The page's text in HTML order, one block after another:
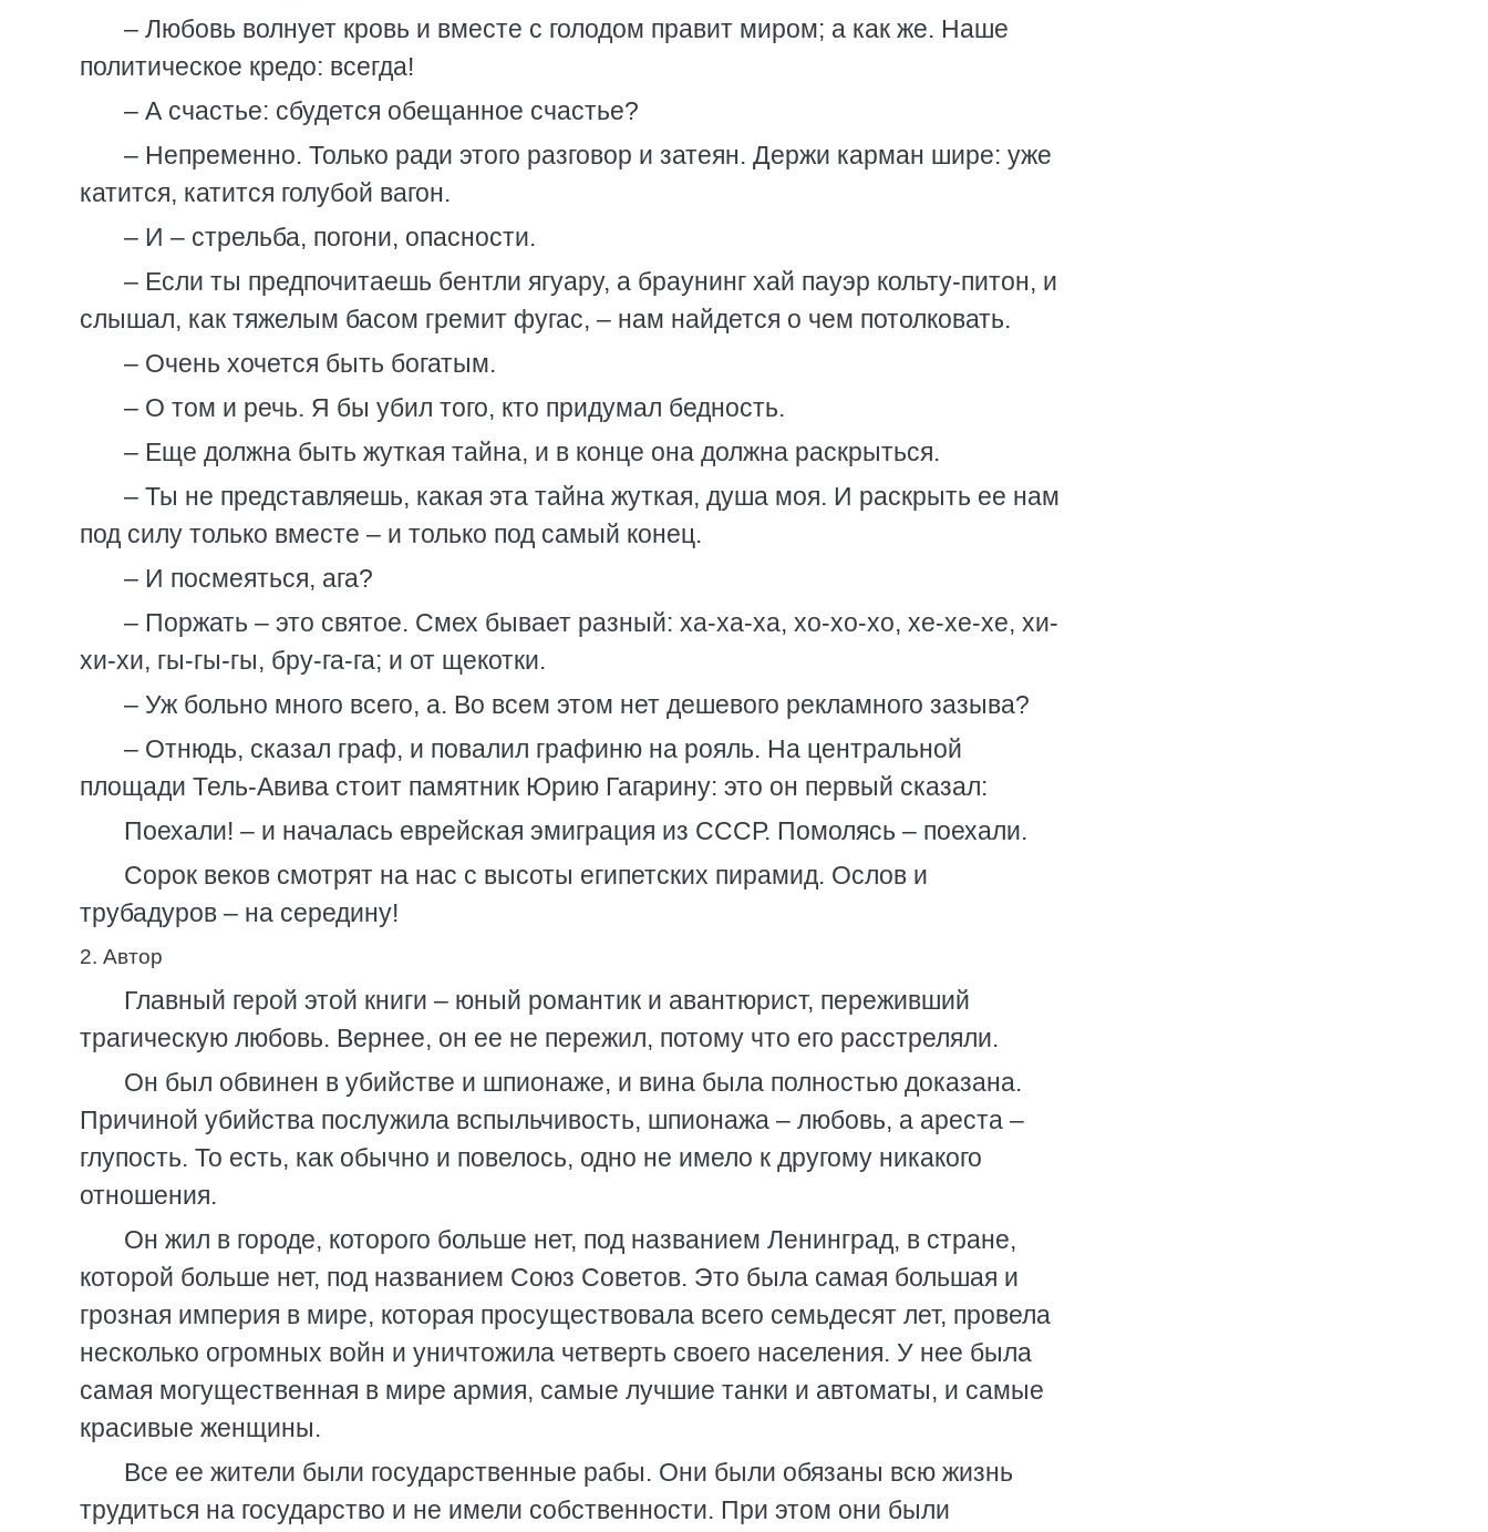
– Любовь волнует кровь и вместе с голодом правит миром; а как же. Наше
политическое кредо: всегда!
– А счастье: сбудется обещанное счастье?
– Непременно. Только ради этого разговор и затеян. Держи карман шире: уже
катится, катится голубой вагон.
– И – стрельба, погони, опасности.
– Если ты предпочитаешь бентли ягуару, а браунинг хай пауэр кольту-питон, и
слышал, как тяжелым басом гремит фугас, – нам найдется о чем потолковать.
– Очень хочется быть богатым.
– О том и речь. Я бы убил того, кто придумал бедность.
– Еще должна быть жуткая тайна, и в конце она должна раскрыться.
– Ты не представляешь, какая эта тайна жуткая, душа моя. И раскрыть ее нам
под силу только вместе – и только под самый конец.
– И посмеяться, ага?
– Поржать – это святое. Смех бывает разный: ха-ха-ха, хо-хо-хо, хе-хе-хе, хи-
хи-хи, гы-гы-гы, бру-га-га; и от щекотки.
– Уж больно много всего, а. Во всем этом нет дешевого рекламного зазыва?
– Отнюдь, сказал граф, и повалил графиню на рояль. На центральной
площади Тель-Авива стоит памятник Юрию Гагарину: это он первый сказал:
Поехали! – и началась еврейская эмиграция из СССР. Помолясь – поехали.
Сорок веков смотрят на нас с высоты египетских пирамид. Ослов и
трубадуров – на середину!
2. Автор
Главный герой этой книги – юный романтик и авантюрист, переживший
трагическую любовь. Вернее, он ее не пережил, потому что его расстреляли.
Он был обвинен в убийстве и шпионаже, и вина была полностью доказана.
Причиной убийства послужила вспыльчивость, шпионажа – любовь, а ареста –
глупость. То есть, как обычно и повелось, одно не имело к другому никакого
отношения.
Он жил в городе, которого больше нет, под названием Ленинград, в стране,
которой больше нет, под названием Союз Советов. Это была самая большая и
грозная империя в мире, которая просуществовала всего семьдесят лет, провела
несколько огромных войн и уничтожила четверть своего населения. У нее была
самая могущественная в мире армия, самые лучшие танки и автоматы, и самые
красивые женщины.
Все ее жители были государственные рабы. Они были обязаны всю жизнь
трудиться на государство и не имели собственности. При этом они были